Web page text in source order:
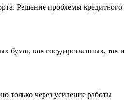
Решение проблемы кредитного
бумаг, как государственных, так и
только через усиление работы